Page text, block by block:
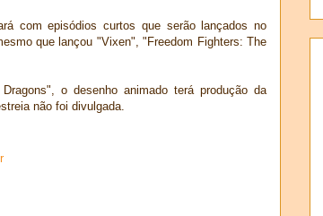
com episódios curtos que serão lançados no
que lançou "Vixen", "Freedom Fighters: The
o desenho animado terá produção da
não foi divulgada.